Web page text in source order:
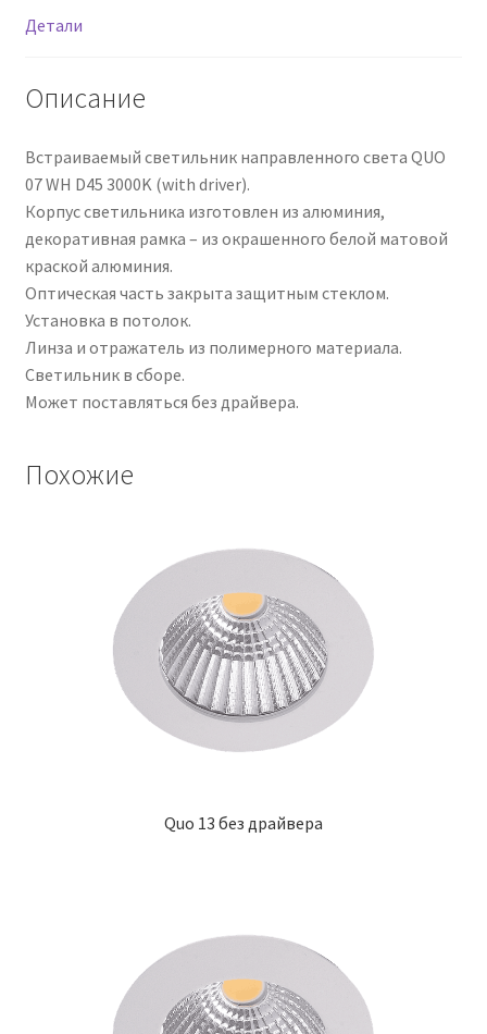
Детали
Описание
Встраиваемый светильник направленного света QUO
07 WH D45 3000K (with driver).
Корпус светильника изготовлен из алюминия,
декоративная рамка – из окрашенного белой матовой
краской алюминия.
Оптическая часть закрыта защитным стеклом.
Установка в потолок.
Линза и отражатель из полимерного материала.
Светильник в сборе.
Может поставляться без драйвера.
Похожие
Quo 13 без драйвера